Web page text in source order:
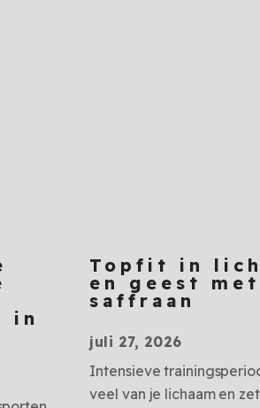
in
Topfit in
en geest met
saffraan
juli 27, 2026
Intensieve
veel van je lichaam en